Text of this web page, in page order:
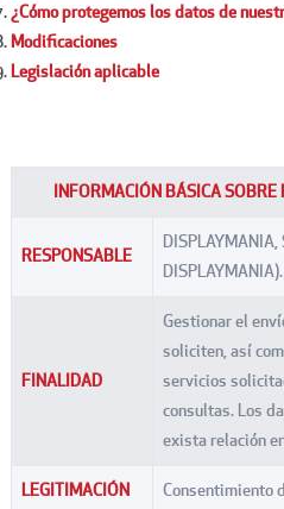
¿Cómo protegemos los datos de
Modificaciones
Legislación aplicable
INFORMACIÓN BÁSICA SOBRE
RESPONSABLE
DISPLAYMANIA).
FINALIDAD
Gestionar el
soliciten, así
servicios
consultas. Los
exista relación
LEGITIMACIÓN Consentimiento